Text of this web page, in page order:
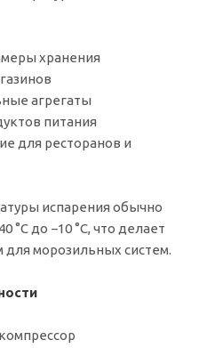
хранения
агрегаты
питания
для ресторанов и
испарения обычно
°C до −10 °C, что делает
морозильных систем.